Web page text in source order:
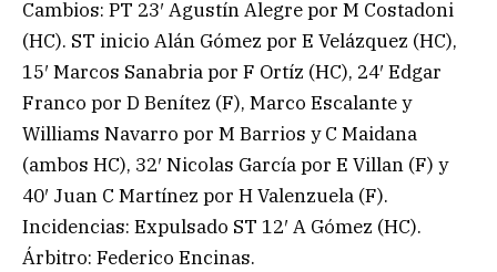
Cambios: PT 23′ Agustín Alegre por M Costadoni
(HC). ST inicio Alán Gómez por E Velázquez (HC),
15′ Marcos Sanabria por F Ortíz (HC), 24′ Edgar
Franco por D Benítez (F), Marco Escalante y
Williams Navarro por M Barrios y C Maidana
(ambos HC), 32′ Nicolas García por E Villan (F) y
40′ Juan C Martínez por H Valenzuela (F).
Incidencias: Expulsado ST 12′ A Gómez (HC).
Árbitro: Federico Encinas.